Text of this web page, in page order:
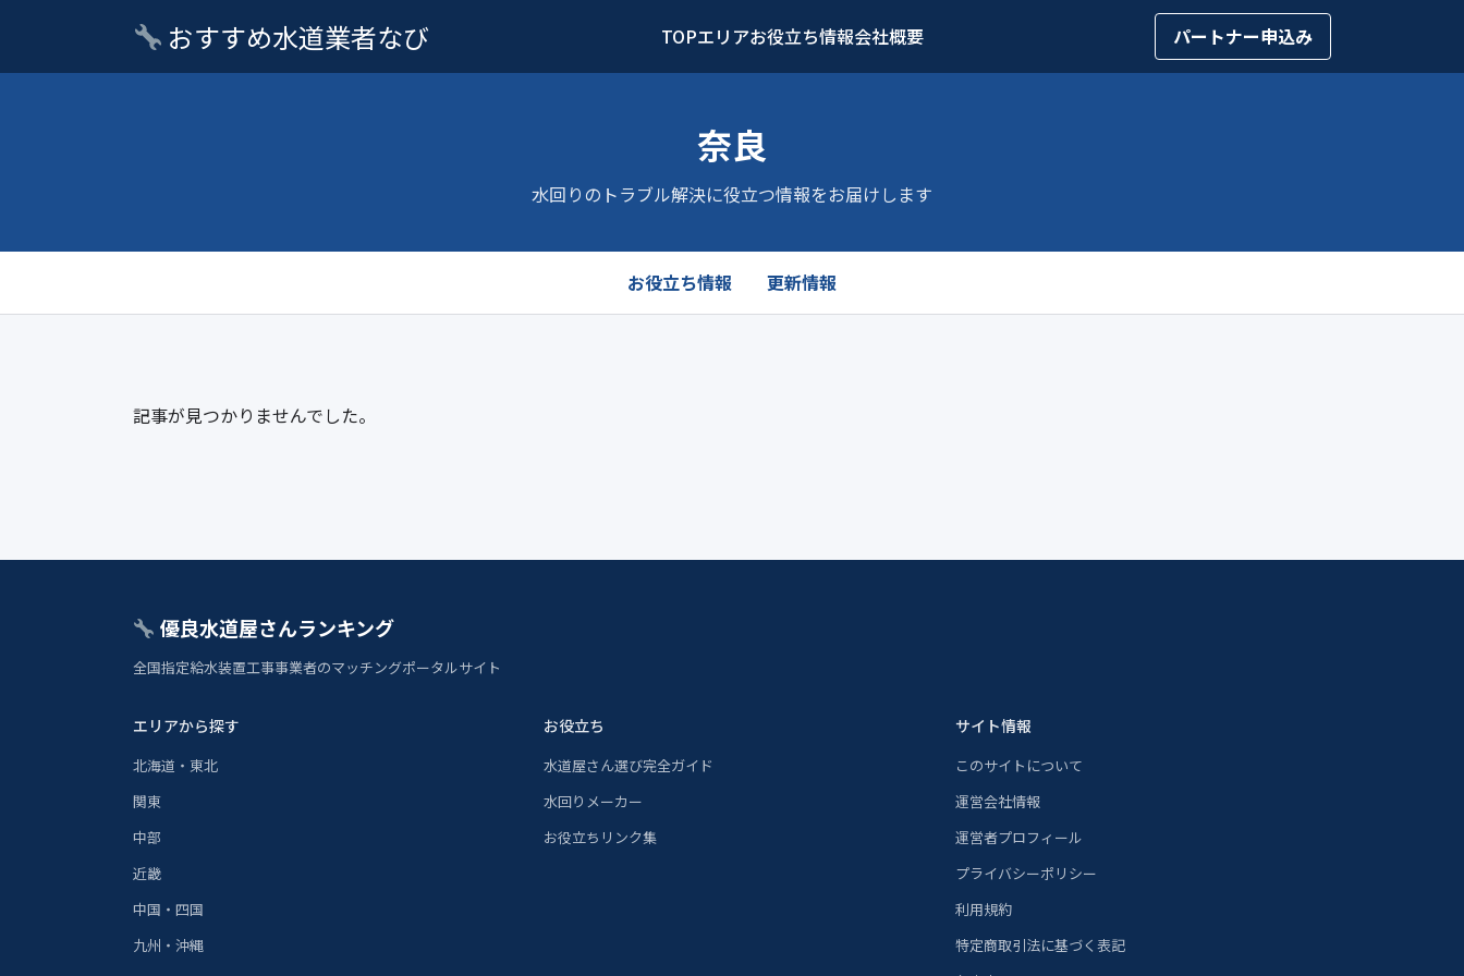
おすすめ水道業者なび TOPエリアお役立ち情報会社概要 パートナー申込み
奈良
水回りのトラブル解決に役立つ情報をお届けします
お役立ち情報 更新情報
記事が見つかりませんでした。
優良水道屋さんランキング
全国指定給水装置工事事業者のマッチングポータルサイト
エリアから探す
北海道・東北
関東
中部
近畿
中国・四国
九州・沖縄
お役立ち
水道屋さん選び完全ガイド
水回りメーカー
お役立ちリンク集
サイト情報
このサイトについて
運営会社情報
運営者プロフィール
プライバシーポリシー
利用規約
特定商取引法に基づく表記